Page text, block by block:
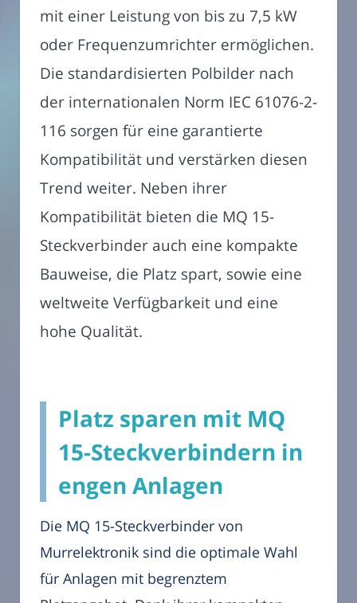
mit einer Leistung von bis zu 7,5 kW
oder Frequenzumrichter ermöglichen.
Die standardisierten Polbilder nach
der internationalen Norm IEC 61076-2-
116 sorgen für eine garantierte
Kompatibilität und verstärken diesen
Trend weiter. Neben ihrer
Kompatibilität bieten die MQ 15-
Steckverbinder auch eine kompakte
Bauweise, die Platz spart, sowie eine
weltweite Verfügbarkeit und eine
hohe Qualität.
Platz sparen mit MQ
15-Steckverbindern in
engen Anlagen
Die MQ 15-Steckverbinder von
Murrelektronik sind die optimale Wahl
für Anlagen mit begrenztem